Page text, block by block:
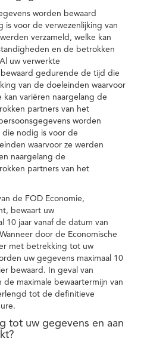
worden bewaard
voor de verwezenlijking van
verzameld, welke kan
en de betrokken
uw verwerkte
gedurende de tijd die
van de doeleinden waarvoor
kan variëren naargelang de
partners van het
worden
nodig is voor de
waarvoor ze werden
naargelang de
partners van het
de FOD Economie,
bewaart uw
10 jaar vanaf de datum van
door de Economische
met betrekking tot uw
uw gegevens maximaal 10
bewaard. In geval van
maximale bewaartermijn van
tot de definitieve
tot uw gegevens en aan